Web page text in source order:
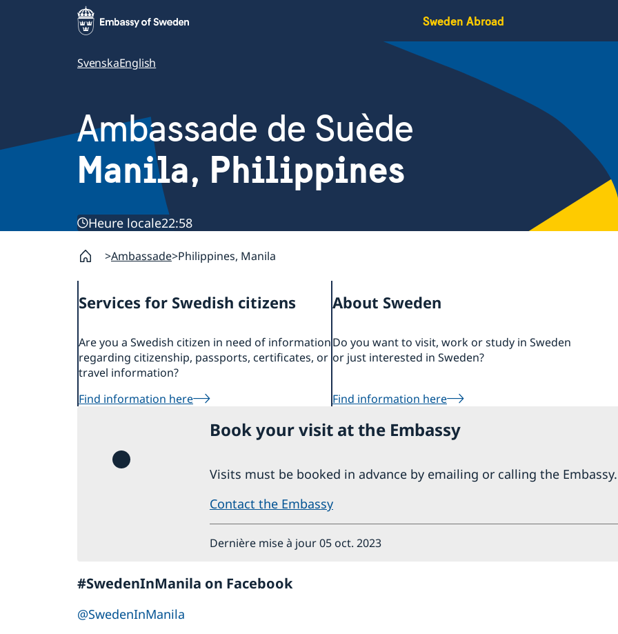
Sweden Abroad
SvenskaEnglish
Ambassade de Suède
Manila, Philippines
Heure locale22:58
Ambassade Philippines, Manila
Services for Swedish citizens
Are you a Swedish citizen in need of information
regarding citizenship, passports, certificates, or
travel information?
Find information here
About Sweden
Do you want to visit, work or study in Sweden
or just interested in Sweden?
Find information here
Book your visit at the Embassy
Visits must be booked in advance by emailing or calling the Embassy.
Contact the Embassy
Dernière mise à jour 05 oct. 2023
#SwedenInManila on Facebook
@SwedenInManila